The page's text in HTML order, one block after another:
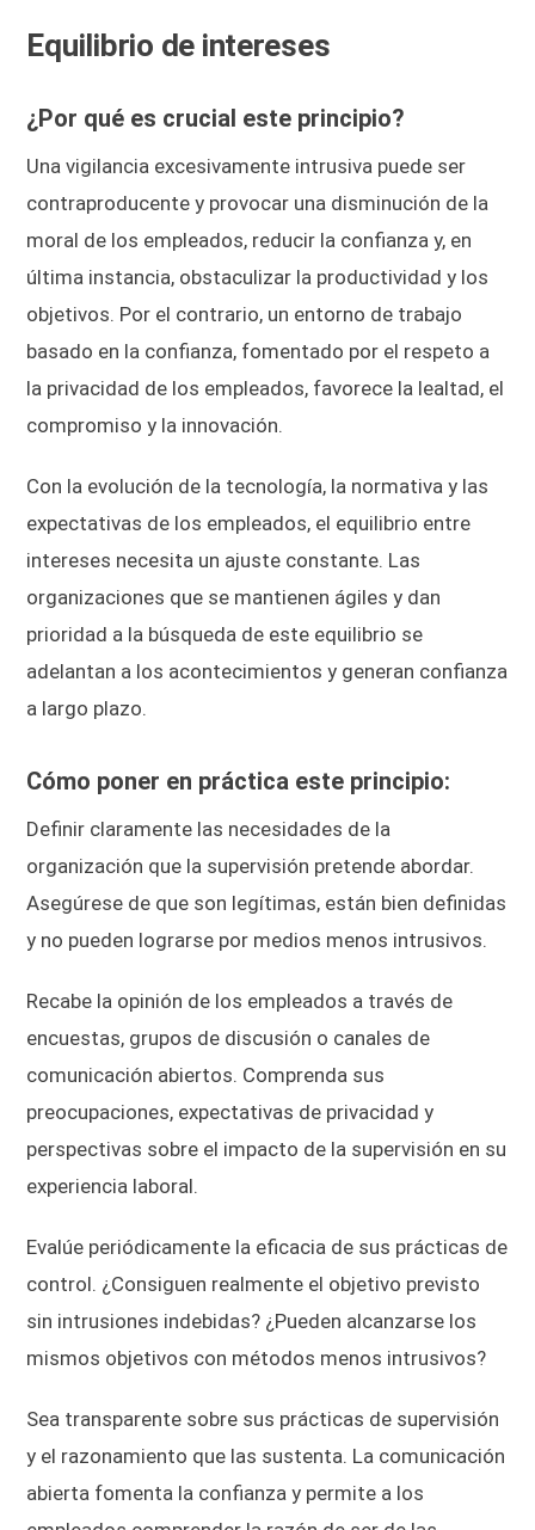
Equilibrio de intereses
¿Por qué es crucial este principio?
Una vigilancia excesivamente intrusiva puede ser
contraproducente y provocar una disminución de la
moral de los empleados, reducir la confianza y, en
última instancia, obstaculizar la productividad y los
objetivos. Por el contrario, un entorno de trabajo
basado en la confianza, fomentado por el respeto a
la privacidad de los empleados, favorece la lealtad, el
compromiso y la innovación.
Con la evolución de la tecnología, la normativa y las
expectativas de los empleados, el equilibrio entre
intereses necesita un ajuste constante. Las
organizaciones que se mantienen ágiles y dan
prioridad a la búsqueda de este equilibrio se
adelantan a los acontecimientos y generan confianza
a largo plazo.
Cómo poner en práctica este principio:
Definir claramente las necesidades de la
organización que la supervisión pretende abordar.
Asegúrese de que son legítimas, están bien definidas
y no pueden lograrse por medios menos intrusivos.
Recabe la opinión de los empleados a través de
encuestas, grupos de discusión o canales de
comunicación abiertos. Comprenda sus
preocupaciones, expectativas de privacidad y
perspectivas sobre el impacto de la supervisión en su
experiencia laboral.
Evalúe periódicamente la eficacia de sus prácticas de
control. ¿Consiguen realmente el objetivo previsto
sin intrusiones indebidas? ¿Pueden alcanzarse los
mismos objetivos con métodos menos intrusivos?
Sea transparente sobre sus prácticas de supervisión
y el razonamiento que las sustenta. La comunicación
abierta fomenta la confianza y permite a los